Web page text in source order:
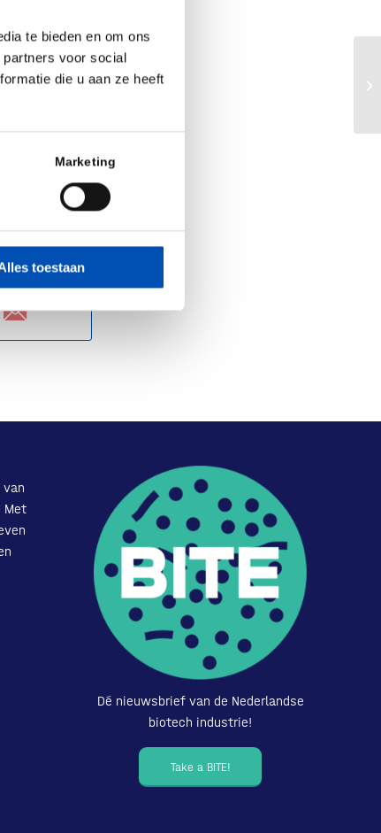
te bieden en om ons
voor social
die u aan ze heeft
Marketing
toestaan
London,
partner with
of diseases
Met
Dé nieuwsbrief van de Nederlandse
biotech industrie!
Take a BITE!